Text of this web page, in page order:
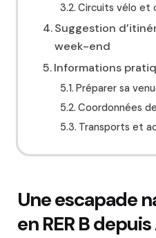
Circuits vélo et
Suggestion
week-end
Informations
Préparer sa
Coordonnées
Transports et
Une escapade
en RER B